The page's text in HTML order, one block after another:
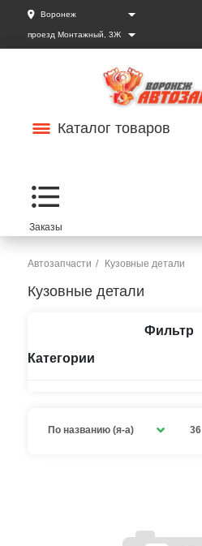
Воронеж
проезд Монтажный, 3Ж
Каталог товаров
Автозапчасти Кузовные детали
Кузовные детали
Фильтр
Категории
По названию (я-а) 36